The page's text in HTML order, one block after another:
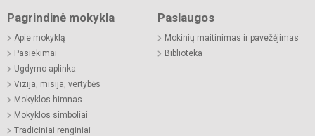
Pagrindinė mokykla
Apie mokyklą
Pasiekimai
Ugdymo aplinka
Vizija, misija, vertybės
Mokyklos himnas
Mokyklos simboliai
Tradiciniai renginiai
Paslaugos
Mokinių maitinimas ir pavežėjimas
Biblioteka